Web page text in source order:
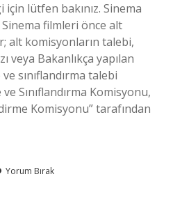
lütfen bakınız. Sinema
filmleri önce alt
alt komisyonların talebi,
veya Bakanlıkça yapılan
sınıflandırma talebi
Sınıflandırma Komisyonu,
Komisyonu” tarafından
Yorum Bırak